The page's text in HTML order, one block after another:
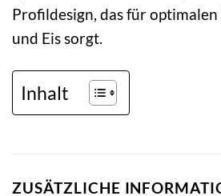
Profildesign, das für optimalen
und Eis sorgt.
Inhalt
ZUSÄTZLICHE